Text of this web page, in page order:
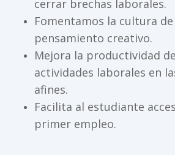
cerrar brechas laborales.
Fomentamos la cultura
pensamiento creativo.
Mejora la productividad
actividades laborales en
afines.
Facilita al estudiante
primer empleo.